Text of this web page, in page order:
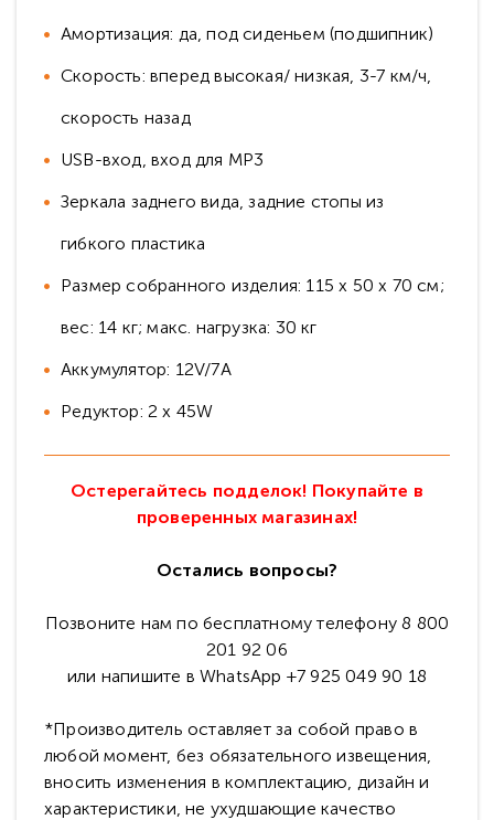
Амортизация: да, под сиденьем (подшипник)
Скорость: вперед высокая/ низкая, 3-7 км/ч,
скорость назад
USB-вход, вход для MP3
Зеркала заднего вида, задние стопы из
гибкого пластика
Размер собранного изделия: 115 х 50 х 70 см;
вес: 14 кг; макс. нагрузка: 30 кг
Аккумулятор: 12V/7А
Редуктор: 2 х 45W
Остерегайтесь подделок! Покупайте в
проверенных магазинах!
Остались вопросы?
Позвоните нам по бесплатному телефону 8 800
201 92 06
или напишите в WhatsApp +7 925 049 90 18
*Производитель оставляет за собой право в
любой момент, без обязательного извещения,
вносить изменения в комплектацию, дизайн и
характеристики, не ухудшающие качество